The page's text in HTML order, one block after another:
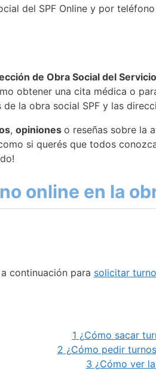
del SPF Online y por teléfono
de Obra Social del
obtener una cita médica o
la obra social SPF y las
, opiniones o reseñas sobre la
si querés que todos
online en la
continuación para solicitar
1 ¿Cómo sacar
2 ¿Cómo pedir
3 ¿Cómo ver